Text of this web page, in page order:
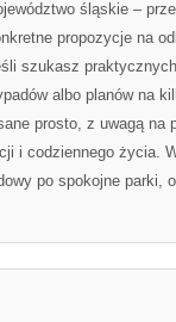
śląskie –
propozycje na
szukasz
albo planów na
prosto, z uwagą na
i codziennego życia.
po spokojne parki,